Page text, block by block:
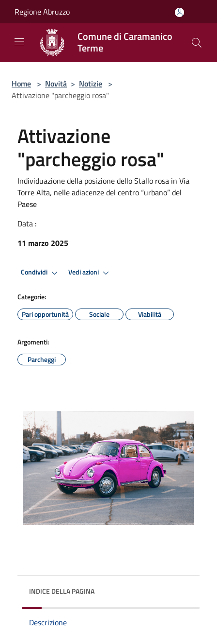
Regione Abruzzo
Comune di Caramanico
Terme
Home > Novità > Notizie >
Attivazione "parcheggio rosa"
Attivazione
"parcheggio rosa"
Individuazione della posizione dello Stallo rosa in Via
Torre Alta, nelle adiacenze del centro “urbano” del
Paese
Data :
11 marzo 2025
Condividi Vedi azioni
Categorie:
Pari opportunità
Sociale Viabilità
Argomenti:
Parcheggi
INDICE DELLA PAGINA
Descrizione